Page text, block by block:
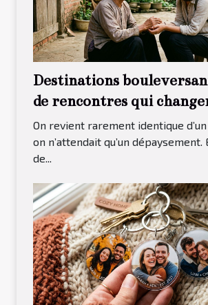
Destinations
de rencontres qui
On revient rarement identique
on n’attendait qu’un dépaysement.
de...